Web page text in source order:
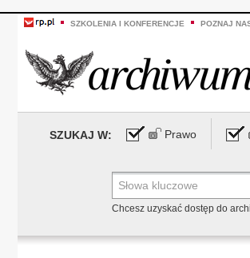
SZKOLENIA I KONFERENCJE POZNAJ
SZUKAJ W: Prawo
Chcesz uzyskać dostęp do